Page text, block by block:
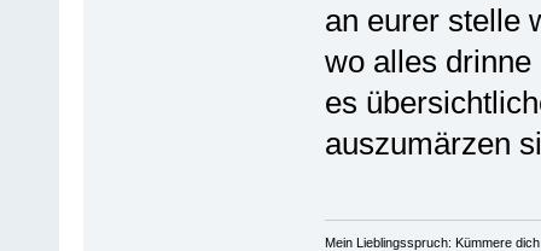
an eurer stelle
wo alles
es
auszumärzen
Mein Lieblingsspruch: Kümmere